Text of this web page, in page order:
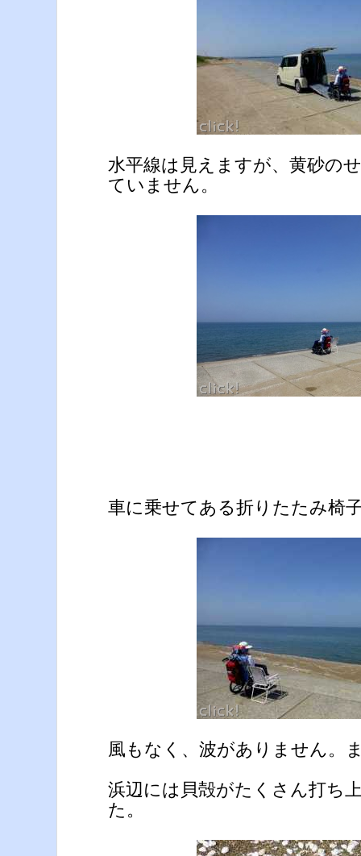
水平線は見えますが、黄砂の
ていません。
車に乗せてある折りたたみ椅
風もなく、波がありません。
浜辺には貝殻がたくさん打ち
た。